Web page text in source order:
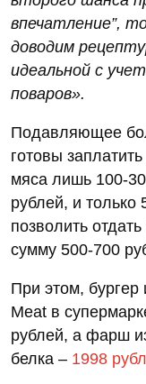
впечатление”,
доводим
идеальной с
поваров».
Подавляющее
готовы
мяса лишь 100-
рублей, и только
позволить
сумму 500-700
При этом, бургер
Meat в
рублей, а фарш
белка – 1998